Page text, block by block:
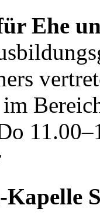
Ehe
Kapelle